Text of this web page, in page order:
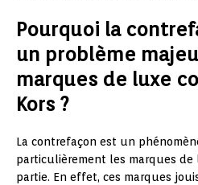
Pourquoi la
un problème
marques de luxe
Kors ?
La contrefaçon est un
particulièrement les marques de
partie. En effet, ces marques